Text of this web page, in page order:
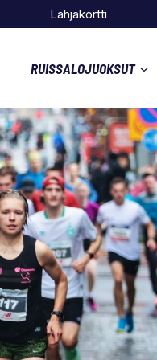
Lahjakortti
RUISSALOJUOKSUT